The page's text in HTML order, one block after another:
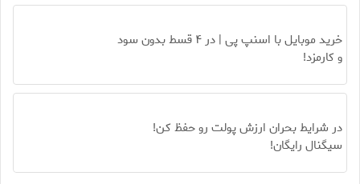
خرید موبایل با اسنپ پی | در ۴ قسط بدون سود
و کارمزد!
در شرایط بحران ارزش پولت رو حفظ کن!
سیگنال رایگان!